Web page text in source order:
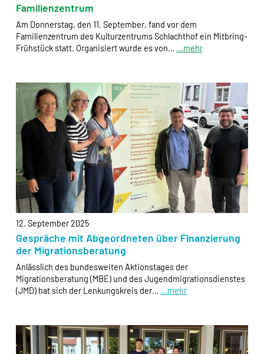
Familienzentrum
Am Donnerstag, den 11. September, fand vor dem
Familienzentrum des Kulturzentrums Schlachthof ein Mitbring-
Frühstück statt. Organisiert wurde es von… ...mehr
12. September 2025
Gespräche mit Abgeordneten über Finanzierung
der Migrationsberatung
Anlässlich des bundesweiten Aktionstages der
Migrationsberatung (MBE) und des Jugendmigrationsdienstes
(JMD) hat sich der Lenkungskreis der… ...mehr
Captcha und des Formulars an HelpDirect übertragen.
HelpDirect und Google reCAPTCHA
Alfter) und Google Ireland Limited Gordon House,
Barrow Street Dublin 4 Irland
Zweck:
Erkennung von Spam und Schutz vor Missbrauch
im Spendenformular, Abwicklung der Spende mit
HelpDirect.
Cookie Laufzeit:
Je nach Cookie 6 Monate bis 2 Jahre
NEWSLETTERANMELDUNG
Warum bitten wir darum für die
Newsletteranmeldung Daten übertragen zu dürfen?
Es werden Daten an Sendinblue übertragen. Da das
Formular von Sendinblue zur Verfügung gestellt wird,
Sendinblue